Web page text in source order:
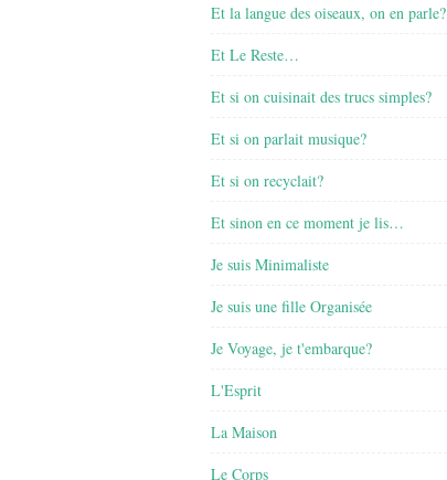
Et la langue des oiseaux, on en parle?
Et Le Reste…
Et si on cuisinait des trucs simples?
Et si on parlait musique?
Et si on recyclait?
Et sinon en ce moment je lis…
Je suis Minimaliste
Je suis une fille Organisée
Je Voyage, je t'embarque?
L'Esprit
La Maison
Le Corps